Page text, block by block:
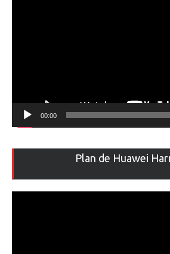
00:00
Plan de Huawei